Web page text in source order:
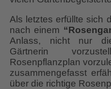
Als letztes erfüllte sich
nach einem
Anlass, nicht nur
Gärtnerin
Rosenpflanzplan
zusammengefasst
über die richtige